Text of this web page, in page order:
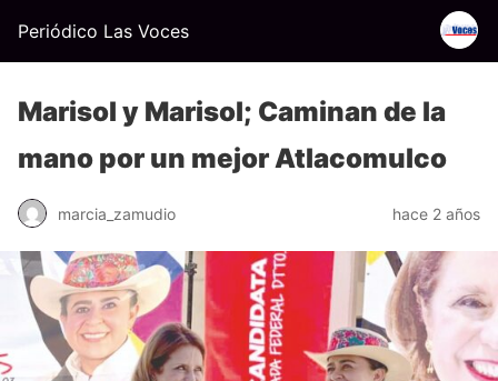
Periódico Las Voces
Marisol y Marisol; Caminan de la
mano por un mejor Atlacomulco
marcia_zamudio hace 2 años